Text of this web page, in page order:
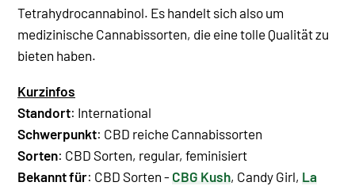
Tetrahydrocannabinol. Es handelt sich also um
medizinische Cannabissorten, die eine tolle Qualität zu
bieten haben.
Kurzinfos
Standort: International
Schwerpunkt: CBD reiche Cannabissorten
Sorten: CBD Sorten, regular, feminisiert
Bekannt für: CBD Sorten - CBG Kush, Candy Girl, La